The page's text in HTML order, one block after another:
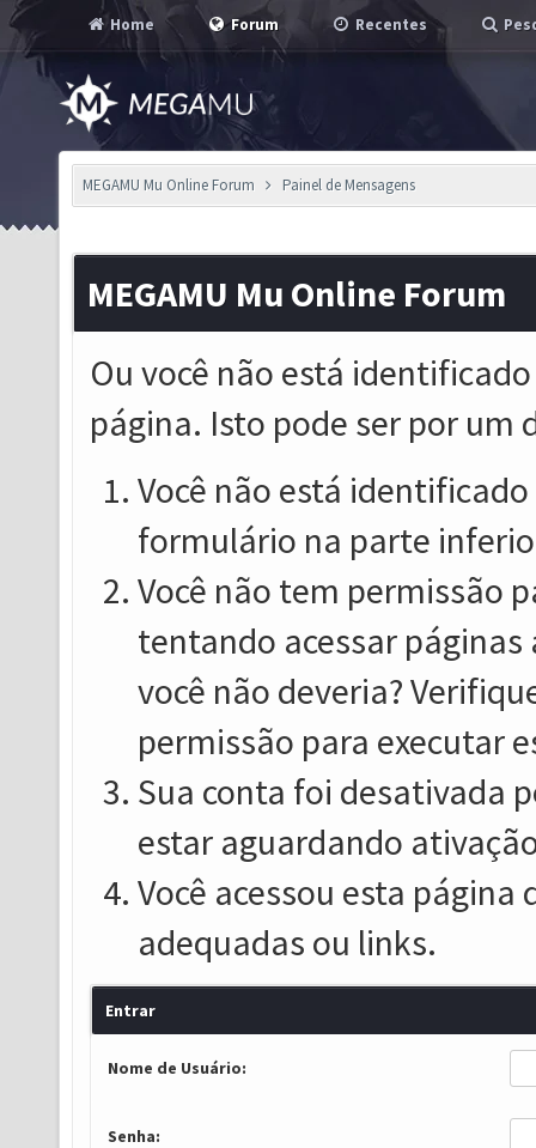
Home Forum Recentes
MEGAMU Mu Online Forum Painel de Mensagens
MEGAMU Mu Online Forum
Ou você não está
página. Isto pode ser por um
Você não está
formulário na parte
Você não tem permissão
tentando acessar
você não deveria?
permissão para executar
Sua conta foi desativada
estar aguardando
Você acessou esta
adequadas ou links.
Entrar
Nome de Usuário:
Senha: